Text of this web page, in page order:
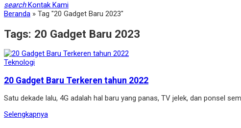
search Kontak Kami
Beranda » Tag "20 Gadget Baru 2023"
Tags: 20 Gadget Baru 2023
Teknologi
20 Gadget Baru Terkeren tahun 2022
Satu dekade lalu, 4G adalah hal baru yang panas, TV jelek, dan ponsel
Selengkapnya